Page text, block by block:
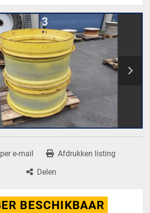
e-mail
Afdrukken listing
Delen
BESCHIKBAAR